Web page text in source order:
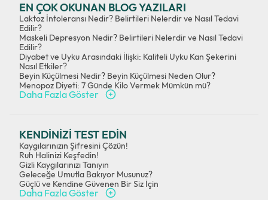
EN ÇOK OKUNAN BLOG YAZILARI
Laktoz İntoleransı Nedir? Belirtileri Nelerdir ve Nasıl Tedavi
Edilir?
Maskeli Depresyon Nedir? Belirtileri Nelerdir ve Nasıl Tedavi
Edilir?
Diyabet ve Uyku Arasındaki İlişki: Kaliteli Uyku Kan Şekerini
Nasıl Etkiler?
Beyin Küçülmesi Nedir? Beyin Küçülmesi Neden Olur?
Menopoz Diyeti: 7 Günde Kilo Vermek Mümkün mü?
Daha Fazla Göster
KENDİNİZİ TEST EDİN
Kaygılarınızın Şifresini Çözün!
Ruh Halinizi Keşfedin!
Gizli Kaygılarınızı Tanıyın
Geleceğe Umutla Bakıyor Musunuz?
Güçlü ve Kendine Güvenen Bir Siz İçin
Daha Fazla Göster